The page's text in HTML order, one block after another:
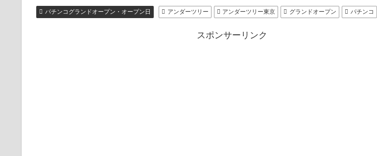
パチンコグランドオープン・オープン日 アンダーツリー アンダーツリー東京 グランドオープン パチンコ
スポンサーリンク